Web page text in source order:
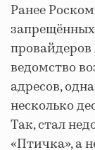
Ранее
запрещённых
провайдеров
ведомство
адресов,
несколько
Так, стал
«Птичка», а